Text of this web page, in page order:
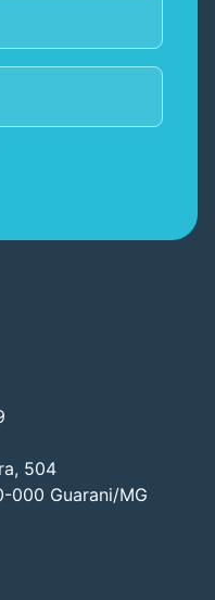
504
000 Guarani/MG